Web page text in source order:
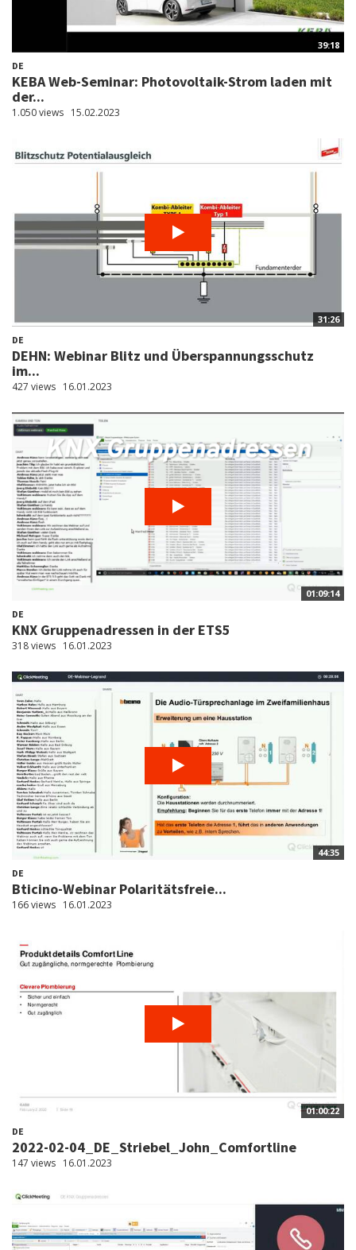
39:18
DE
KEBA Web-Seminar: Photovoltaik-Strom laden mit
der...
1.050 views 15.02.2023
31:26
DE
DEHN: Webinar Blitz und Überspannungsschutz
im...
427 views 16.01.2023
01:09:14
DE
KNX Gruppenadressen in der ETS5
318 views 16.01.2023
44:35
DE
Bticino-Webinar Polaritätsfreie...
166 views 16.01.2023
01:00:22
DE
2022-02-04_DE_Striebel_John_Comfortline
147 views 16.01.2023